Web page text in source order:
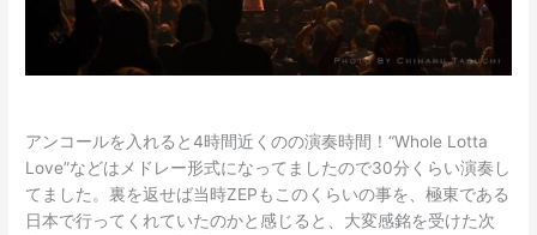
アンコールを入れると4時間近くのの演奏時間！“Whole Lotta
Love”などはメドレー形式になってましたので30分くらい演奏し
てました。裏を返せば当時ZEPもこのくらいの事を、極東である
日本で行ってくれていたのかと感じると、大変感銘を受けた次